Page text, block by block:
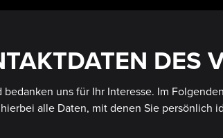
DES
uns für Ihr Interesse. Im
alle Daten, mit denen Sie persönlich